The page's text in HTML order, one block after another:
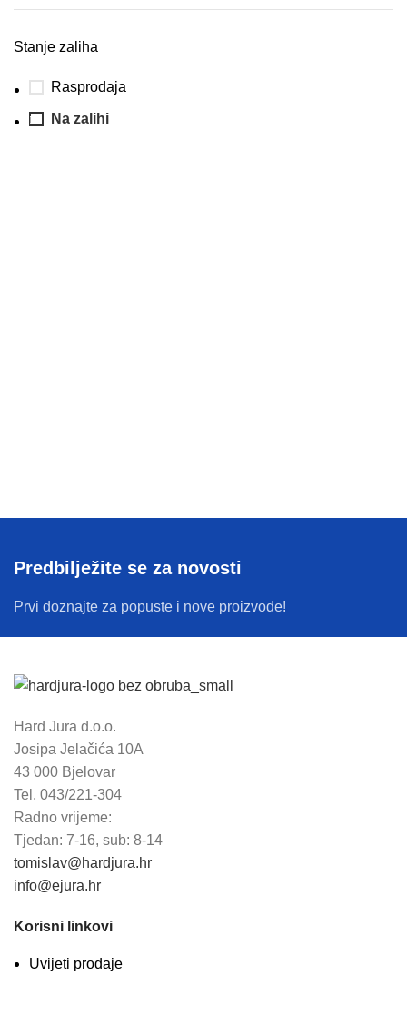
Stanje zaliha
Rasprodaja
Na zalihi
Predbilježite se za novosti
Prvi doznajte za popuste i nove proizvode!
Hard Jura d.o.o.
Josipa Jelačića 10A
43 000 Bjelovar
Tel. 043/221-304
Radno vrijeme:
Tjedan: 7-16, sub: 8-14
tomislav@hardjura.hr
info@ejura.hr
Korisni linkovi
Uvijeti prodaje